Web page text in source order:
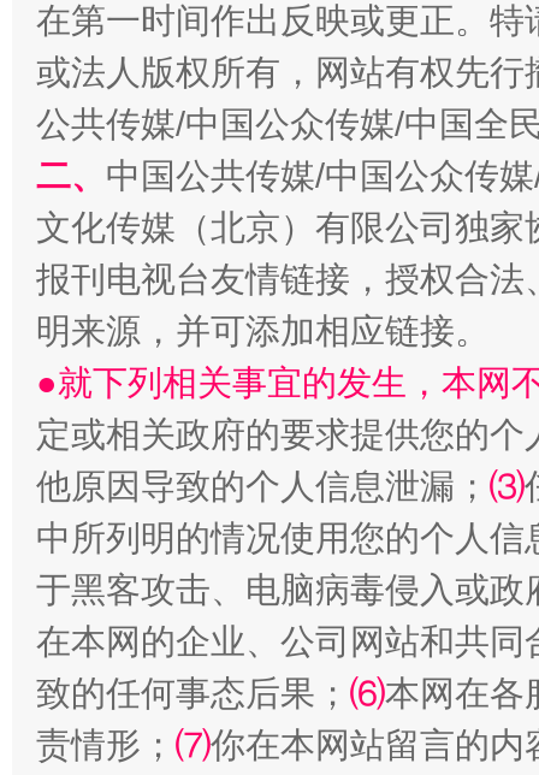
全民健身五年计划来了！等你上场
阿坝州三大球赛在茂县开幕 规模
国家大学科技园优化重塑工作
在第一时间作出反映或更正。
或法人版权所有，网站有权先
公共传媒/中国公众传媒/中国全
二、 中国公共传媒/中国公众传
文化传媒（北京）有限公司独
报刊电视台友情链接，授权合
明来源，并可添加相应链接。
●就下列相关事宜的发生，本网
定或相关政府的要求提供您的个
他原因导致的个人信息泄漏； ⑶
中所列明的情况使用您的个人
于黑客攻击、电脑病毒侵入或
在本网的企业、公司网站和共
致的任何事态后果； ⑹本网在各
责情形； ⑺你在本网站留言的内